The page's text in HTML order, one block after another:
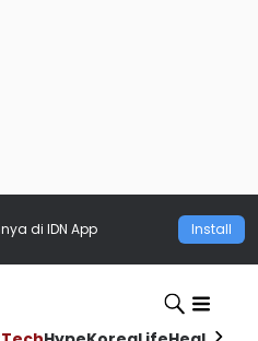
di IDN App Install